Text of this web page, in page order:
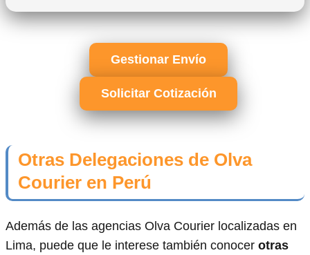
Gestionar Envío
Solicitar Cotización
Otras Delegaciones de Olva
Courier en Perú
Además de las agencias Olva Courier localizadas en
Lima, puede que le interese también conocer otras